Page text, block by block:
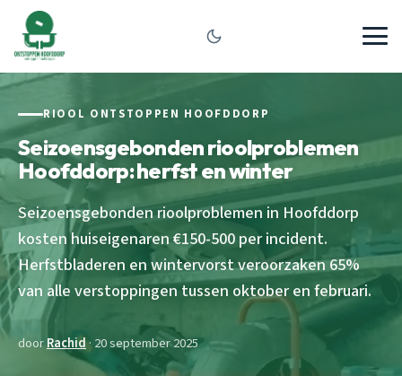
RIOOL ONTSTOPPEN HOOFDDORP
Seizoensgebonden rioolproblemen
Hoofddorp: herfst en winter
Seizoensgebonden rioolproblemen in Hoofddorp
kosten huiseigenaren €150-500 per incident.
Herfstbladeren en wintervorst veroorzaken 65%
van alle verstoppingen tussen oktober en februari.
doorRachid· 20 september 2025